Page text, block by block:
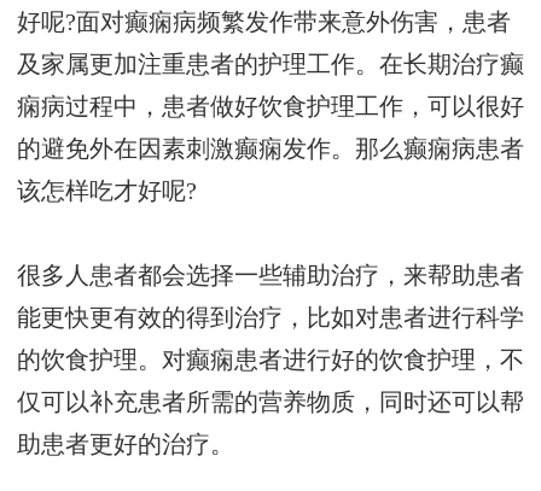
好呢?面对癫痫病频繁发作带来意外伤害，患者
及家属更加注重患者的护理工作。在长期治疗癫
痫病过程中，患者做好饮食护理工作，可以很好
的避免外在因素刺激癫痫发作。那么癫痫病患者
该怎样吃才好呢?
很多人患者都会选择一些辅助治疗，来帮助患者
能更快更有效的得到治疗，比如对患者进行科学
的饮食护理。对癫痫患者进行好的饮食护理，不
仅可以补充患者所需的营养物质，同时还可以帮
助患者更好的治疗。